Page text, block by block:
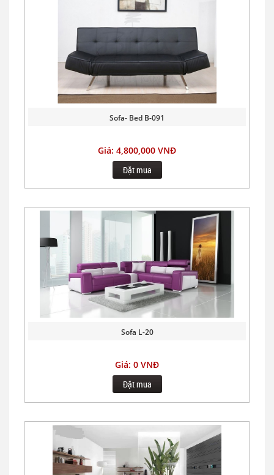
Sofa- Bed B-091
Giá: 4,800,000 VNĐ
Đặt mua
Sofa L-20
Giá: 0 VNĐ
Đặt mua